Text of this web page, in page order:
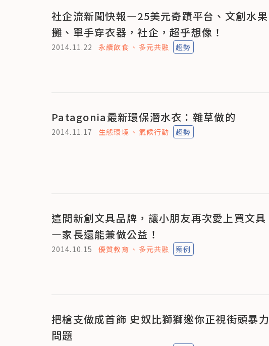
社企流新聞快報—25美元奇蹟平台、文創水果
攤、單手穿衣器，社企，超乎想像！
2014.11.22 永續飲食 多元共融 趨勢
Patagonia最新環保潛水衣：雜草做的
2014.11.17 生態環境 氣候行動 趨勢
這間新創文具品牌，讓小朋友再次愛上買文具
—家長還能兼做公益！
2014.10.15 優質教育 多元共融 案例
把槍支做成首飾 史奴比獅獅邀你正視街頭暴力
問題